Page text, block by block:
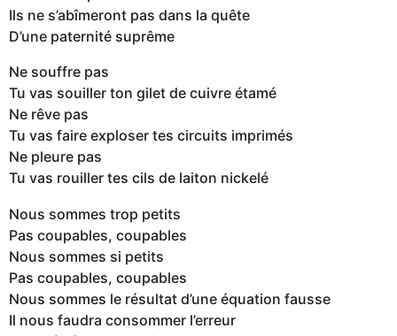
Ils ne s’abîmeront pas dans la quête
D’une paternité suprême
Ne souffre pas
Tu vas souiller ton gilet de cuivre étamé
Ne rêve pas
Tu vas faire exploser tes circuits imprimés
Ne pleure pas
Tu vas rouiller tes cils de laiton nickelé
Nous sommes trop petits
Pas coupables, coupables
Nous sommes si petits
Pas coupables, coupables
Nous sommes le résultat d’une équation fausse
Il nous faudra consommer l’erreur